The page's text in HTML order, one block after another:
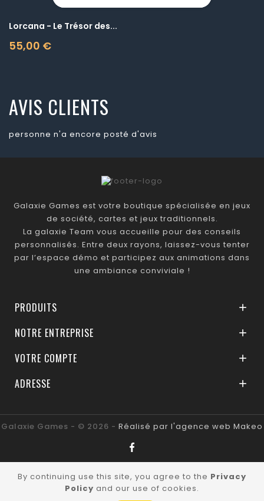
Lorcana - Le Trésor des...
55,00 €
Prix
AVIS CLIENTS
personne n'a encore posté d'avis
Galaxie Games est votre boutique spécialisée en jeux
de société, cartes et jeux traditionnels.
La galaxie Team vous accueille pour des conseils
personnalisés. Entre deux rayons, laissez-vous tenter
par l’espace démo et participez aux animations dans
une ambiance conviviale !
PRODUITS 
NOTRE ENTREPRISE 
VOTRE COMPTE 
ADRESSE 
Galaxie Games - © 2026 - Réalisé par l'agence web Makeo
By continuing use this site, you agree to the Privacy
Policy and our use of cookies.